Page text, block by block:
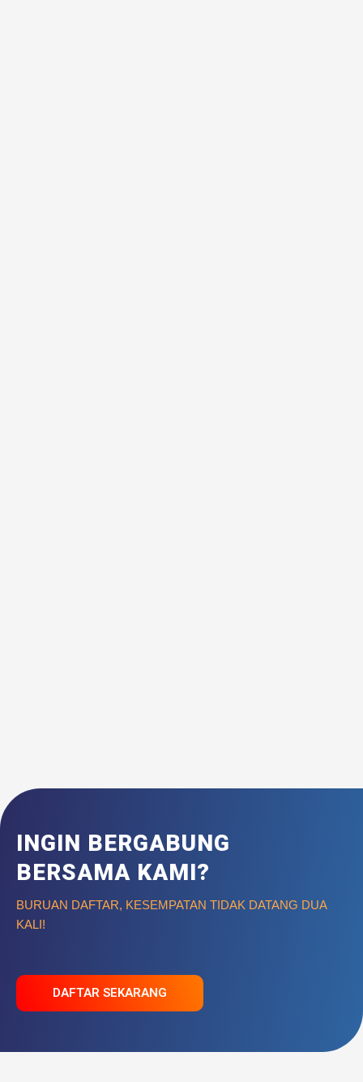
INGIN BERGABUNG
BERSAMA KAMI?
BURUAN DAFTAR, KESEMPATAN TIDAK DATANG DUA
KALI!
DAFTAR SEKARANG